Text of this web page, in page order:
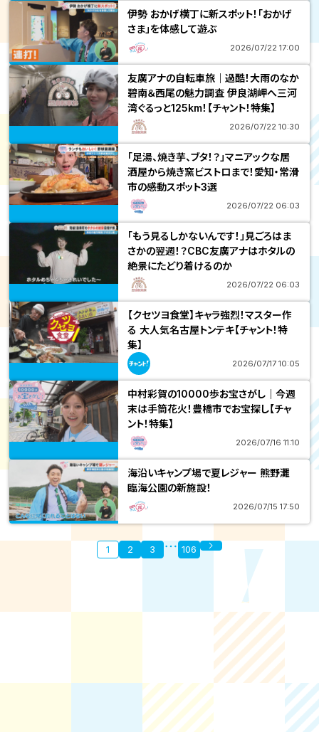
2026/07/22 17:00
伊勢 おかげ横丁に新スポット！「おかげ
さま」を体感して遊ぶ
2026/07/22 10:30
友廣アナの自転車旅｜過酷！大雨のなか
碧南＆西尾の魅力調査 伊良湖岬へ三河
湾ぐるっと125km！【チャント！特集】
2026/07/22 06:03
「足湯、焼き芋、ブタ！？」マニアックな居
酒屋から焼き窯ビストロまで！愛知・常滑
市の感動スポット3選
2026/07/22 06:03
「もう見るしかないんです！」見ごろはま
さかの翌週！？CBC友廣アナはホタルの
絶景にたどり着けるのか
2026/07/17 10:05
【クセツヨ食堂】キャラ強烈！マスター作
る 大人気名古屋トンテキ【チャント！特
集】
2026/07/16 11:10
中村彩賀の10000歩お宝さがし｜今週
末は手筒花火！豊橋市でお宝探し【チャ
ント！特集】
2026/07/15 17:50
海沿いキャンプ場で夏レジャー 熊野灘
臨海公園の新施設！
1 2 3 106